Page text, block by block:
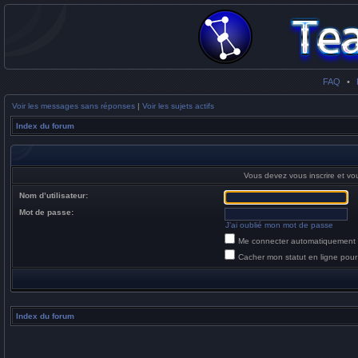
FAQ •
Voir les messages sans réponses | Voir les sujets actifs
Index du forum
Vous devez vous inscrire et
Nom d’utilisateur:
Mot de passe:
J’ai oublié mon mot de passe
Me connecter
Cacher mon statut en ligne
Index du forum